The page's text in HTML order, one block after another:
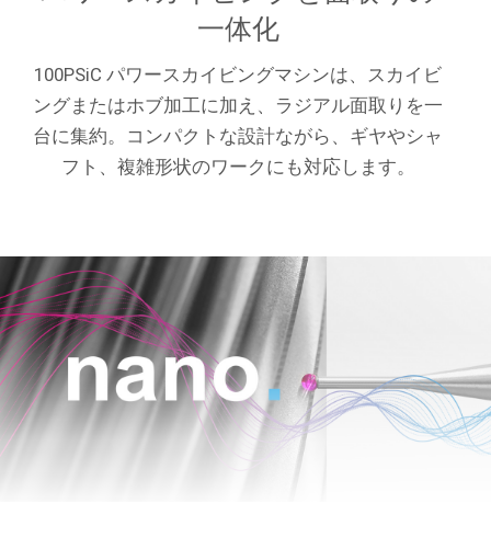
一体化
100PSiC パワースカイビングマシンは、スカイビ
ングまたはホブ加工に加え、ラジアル面取りを一
台に集約。コンパクトな設計ながら、ギヤやシャ
フト、複雑形状のワークにも対応します。